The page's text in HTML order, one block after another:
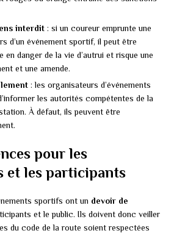
interdit : si un coureur emprunte une
d’un événement sportif, il peut être
en danger de la vie d’autrui et risque une
et une amende.
: les organisateurs d’événements
les autorités compétentes de la
À défaut, ils peuvent être
pour les
et les participants
sportifs ont un devoir de
et le public. Ils doivent donc veiller
du code de la route soient respectées